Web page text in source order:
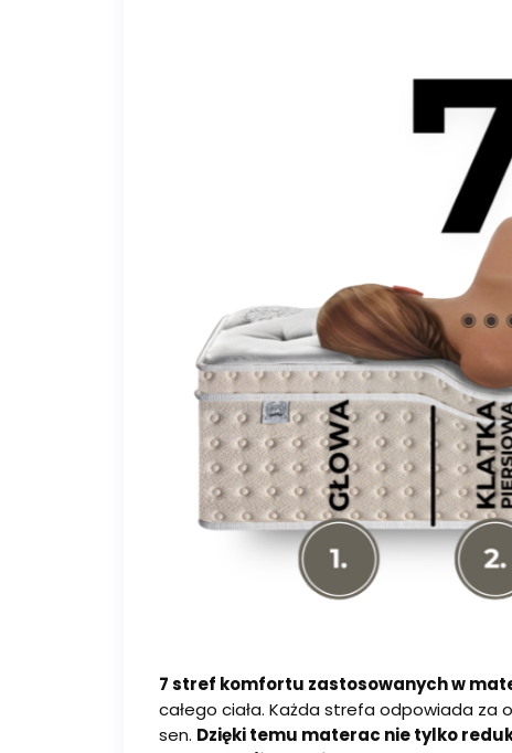
7 stref komfortu zastosowanych w
całego ciała. Każda strefa odpowiada
sen. Dzięki temu materac nie tylko